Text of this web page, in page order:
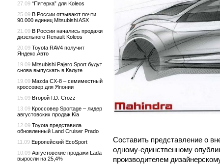
Составить представление о
одному-единственному
производителем
27.09 “Пятерка” для Koleos
25.09 В России отзывают почти
90.000 единиц Mitsubishi ASX
21.09 В России начались продажи
дизельного Renault Koleos
20.09 Toyota RAV4 получит
Яндекс.Авто
19.09 Mitsubishi Pajero Sport будут
снова выпускать в Калуге
19.09 Mazda CX-8 – семиместный
кроссовер для Японии
15.09 Второй I.D. Crozz
13.09 Кроссовер Sportage – лидер
августовских продаж Kia
12.09 Toyota представила
обновленный Land Cruiser Prado
11.09 Европейский EcoSport
10.09 Августовские продажи Lada
выросли на 25,4%